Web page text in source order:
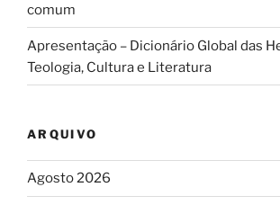
comum
Apresentação – Dicionário Global das
Teologia, Cultura e Literatura
ARQUIVO
Agosto 2026